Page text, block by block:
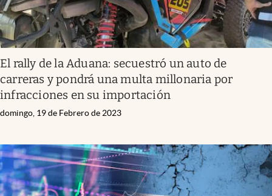
El rally de la Aduana: secuestró un auto de
carreras y pondrá una multa millonaria por
infracciones en su importación
domingo, 19 de Febrero de 2023